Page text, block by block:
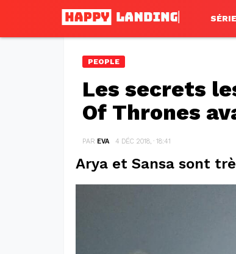
PEOPLE
Les secrets
Of Thrones
PAR EVA 4 DÉC 2018, · 18:41
Arya et Sansa sont